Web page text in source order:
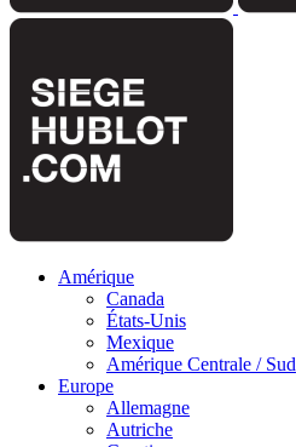
Amérique
Canada
États-Unis
Mexique
Amérique Centrale / Sud
Europe
Allemagne
Autriche